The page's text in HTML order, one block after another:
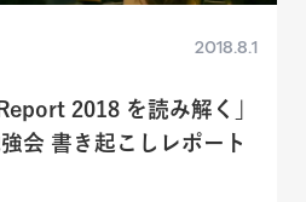
2018.8.1
2018 を読み解く」
会 書き起こしレポート